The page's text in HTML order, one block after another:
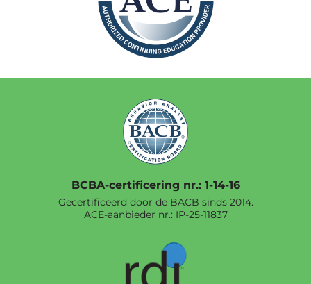
BCBA-certificering nr.: 1-14-16
Gecertificeerd door de BACB sinds 2014.
ACE-aanbieder nr.: IP-25-11837